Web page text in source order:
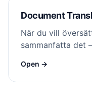
Document
När du vill
sammanfatta det
Open →